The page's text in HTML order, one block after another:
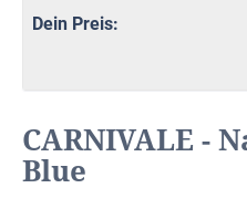
Dein Preis:
CARNIVALE -
Blue